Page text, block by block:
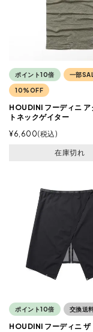
ポイント10倍 一部
10%OFF
HOUDINI フーディニ ア
トネックゲイター
¥6,600 税込
在庫切れ
ポイント10倍 交換送
HOUDINI フーディニ ザ